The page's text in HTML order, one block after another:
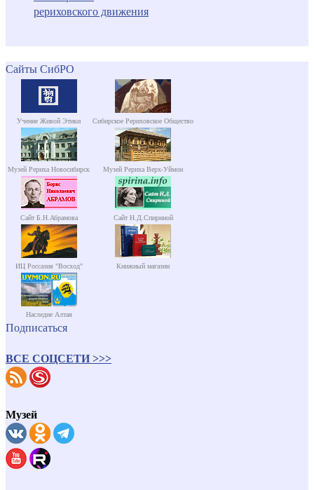
рериховского движения
Сайты СибРО
Учение Живой Этики Сибирское Рериховское Общество
Музей Рериха Новосибирск Музей Рериха Верх-Уймон
Сайт Б.Н.Абрамова Сайт Н.Д.Спириной
ИЦ Россазия "Восход" Книжный магазин
Наследие Алтая
Подписаться
ВСЕ СОЦСЕТИ >>>
Музей